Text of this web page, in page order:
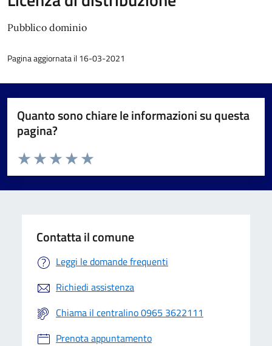
Pubblico dominio
Pagina aggiornata il 16-03-2021
Quanto sono chiare le informazioni su questa
pagina?
Valuta da 1 a 5 stelle la pagina
Valuta 5 stelle su 5
Valuta 4 stelle su 5
Valuta 3 stelle su 5
Valuta 2 stelle su 5
Valuta 1 stelle su 5
Contatta il comune
Leggi le domande frequenti
Richiedi assistenza
Chiama il centralino 0965 3622111
Prenota appuntamento